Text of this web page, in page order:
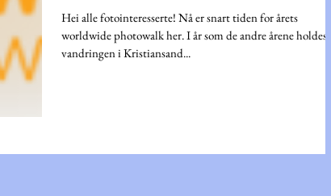
Hei alle fotointeresserte! Nå er snart tiden for årets
worldwide photowalk her. I år som de andre årene holdes
vandringen i Kristiansand...